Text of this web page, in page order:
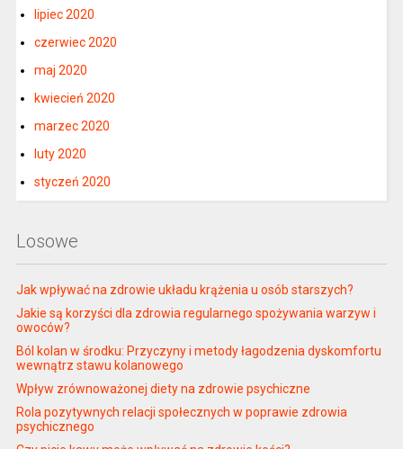
lipiec 2020
czerwiec 2020
maj 2020
kwiecień 2020
marzec 2020
luty 2020
styczeń 2020
Losowe
Jak wpływać na zdrowie układu krążenia u osób starszych?
Jakie są korzyści dla zdrowia regularnego spożywania warzyw i
owoców?
Ból kolan w środku: Przyczyny i metody łagodzenia dyskomfortu
wewnątrz stawu kolanowego
Wpływ zrównoważonej diety na zdrowie psychiczne
Rola pozytywnych relacji społecznych w poprawie zdrowia
psychicznego